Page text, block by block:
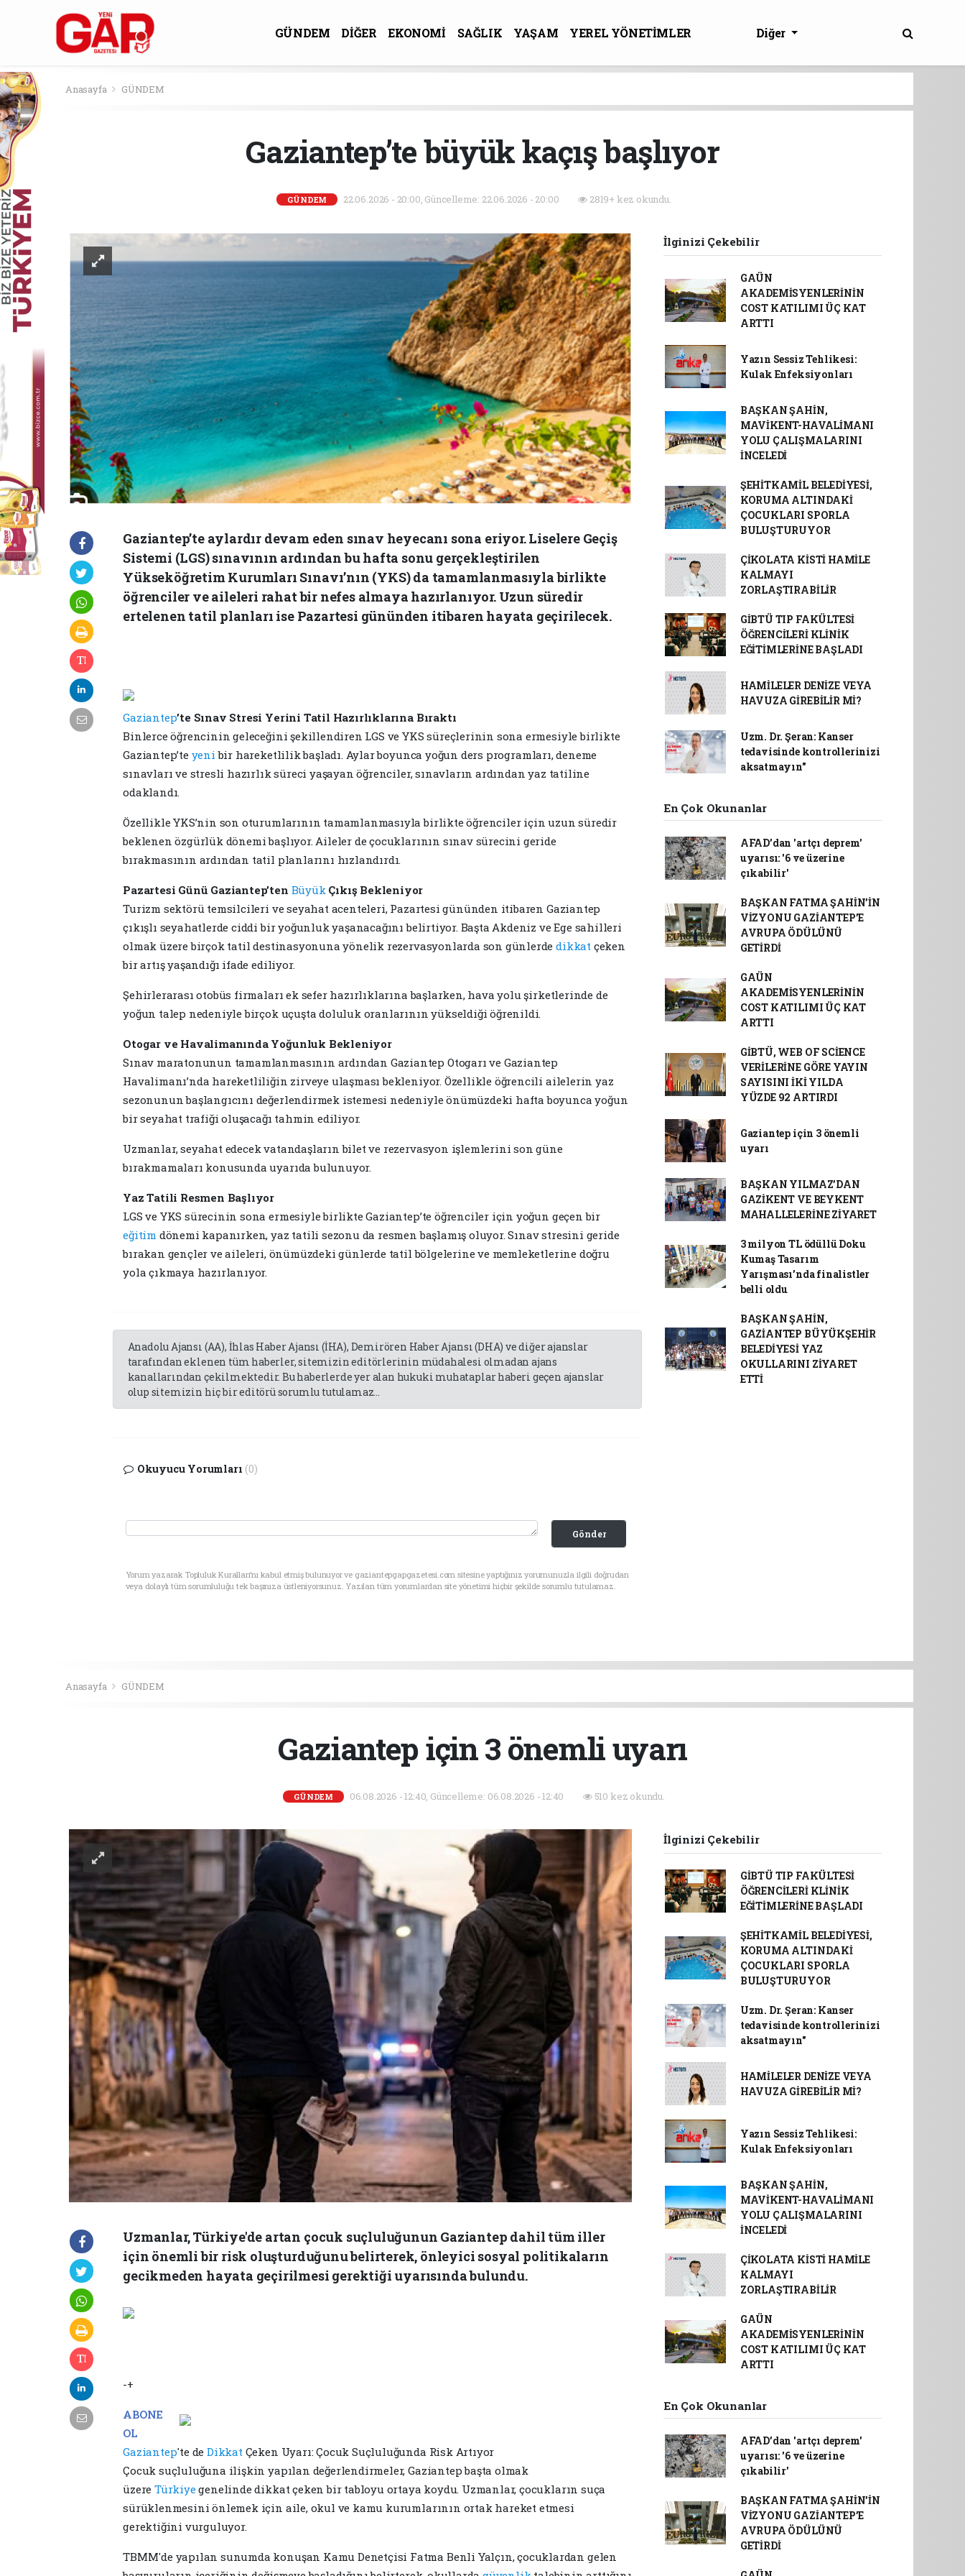
GÜNDEM DİĞER EKONOMİ SAĞLIK YAŞAM
YEREL YÖNETİMLER
Diğer
Anasayfa GÜNDEM
Gaziantep’te büyük kaçış başlıyor
GÜNDEM 22.06.2026 - 20:00, Güncelleme: 22.06.2026 - 20:00 2819+ kez okundu.
Gaziantep’te aylardır devam eden sınav heyecanı sona eriyor. Liselere Geçiş
Sistemi (LGS) sınavının ardından bu hafta sonu gerçekleştirilen
Yükseköğretim Kurumları Sınavı’nın (YKS) da tamamlanmasıyla birlikte
öğrenciler ve aileleri rahat bir nefes almaya hazırlanıyor. Uzun süredir
ertelenen tatil planları ise Pazartesi gününden itibaren hayata geçirilecek.
Gaziantep’te Sınav Stresi Yerini Tatil Hazırlıklarına Bıraktı
Binlerce öğrencinin geleceğini şekillendiren LGS ve YKS süreçlerinin sona ermesiyle birlikte
Gaziantep’te yeni bir hareketlilik başladı. Aylar boyunca yoğun ders programları, deneme
sınavları ve stresli hazırlık süreci yaşayan öğrenciler, sınavların ardından yaz tatiline
odaklandı.
Özellikle YKS’nin son oturumlarının tamamlanmasıyla birlikte öğrenciler için uzun süredir
beklenen özgürlük dönemi başlıyor. Aileler de çocuklarının sınav sürecini geride
bırakmasının ardından tatil planlarını hızlandırdı.
Pazartesi Günü Gaziantep’ten Büyük Çıkış Bekleniyor
Turizm sektörü temsilcileri ve seyahat acenteleri, Pazartesi gününden itibaren Gaziantep
çıkışlı seyahatlerde ciddi bir yoğunluk yaşanacağını belirtiyor. Başta Akdeniz ve Ege sahilleri
olmak üzere birçok tatil destinasyonuna yönelik rezervasyonlarda son günlerdedikkat çeken
bir artış yaşandığı ifade ediliyor.
Şehirlerarası otobüs firmaları ek sefer hazırlıklarına başlarken, hava yolu şirketlerinde de
yoğun talep nedeniyle birçok uçuşta doluluk oranlarının yükseldiği öğrenildi.
Otogar ve Havalimanında Yoğunluk Bekleniyor
Sınav maratonunun tamamlanmasının ardından Gaziantep Otogarı ve Gaziantep
Havalimanı’nda hareketliliğin zirveye ulaşması bekleniyor. Özellikle öğrencili ailelerin yaz
sezonunun başlangıcını değerlendirmek istemesi nedeniyle önümüzdeki hafta boyunca yoğun
bir seyahat trafiği oluşacağı tahmin ediliyor.
Uzmanlar, seyahat edecek vatandaşların bilet ve rezervasyon işlemlerini son güne
bırakmamaları konusunda uyarıda bulunuyor.
Yaz Tatili Resmen Başlıyor
LGS ve YKS sürecinin sona ermesiyle birlikte Gaziantep’te öğrenciler için yoğun geçen bir
eğitim dönemi kapanırken, yaz tatili sezonu da resmen başlamış oluyor. Sınav stresini geride
bırakan gençler ve aileleri, önümüzdeki günlerde tatil bölgelerine ve memleketlerine doğru
yola çıkmaya hazırlanıyor.
Anadolu Ajansı (AA), İhlas Haber Ajansı (İHA), Demirören Haber Ajansı (DHA) ve diğer ajanslar
tarafından eklenen tüm haberler, sitemizin editörlerinin müdahalesi olmadan ajans
kanallarından çekilmektedir. Bu haberlerde yer alan hukuki muhataplar haberi geçen ajanslar
olup sitemizin hiç bir editörü sorumlu tutulamaz...
Okuyucu Yorumları (0)
Gönder
Yorum yazarak Topluluk Kuralları’nı kabul etmiş bulunuyor ve gaziantepgapgazetesi.com sitesine yaptığınız yorumunuzla ilgili doğrudan
veya dolaylı tüm sorumluluğu tek başınıza üstleniyorsunuz. Yazılan tüm yorumlardan site yönetimi hiçbir şekilde sorumlu tutulamaz.
İlginizi Çekebilir
GAÜN
AKADEMİSYENLERİNİN
COST KATILIMI ÜÇ KAT
ARTTI
Yazın Sessiz Tehlikesi:
Kulak Enfeksiyonları
BAŞKAN ŞAHİN,
MAVİKENT-HAVALİMANI
YOLU ÇALIŞMALARINI
İNCELEDİ
ŞEHİTKAMİL BELEDİYESİ,
KORUMA ALTINDAKİ
ÇOCUKLARI SPORLA
BULUŞTURUYOR
ÇİKOLATA KİSTİ HAMİLE
KALMAYI
ZORLAŞTIRABİLİR
GİBTÜ TIP FAKÜLTESİ
ÖĞRENCİLERİ KLİNİK
EĞİTİMLERİNE BAŞLADI
HAMİLELER DENİZE VEYA
HAVUZA GİREBİLİR Mİ?
Uzm. Dr. Şeran: Kanser
tedavisinde kontrollerinizi
aksatmayın"
En Çok Okunanlar
AFAD’dan 'artçı deprem'
uyarısı: '6 ve üzerine
çıkabilir'
BAŞKAN FATMA ŞAHİN’İN
VİZYONU GAZİANTEP’E
AVRUPA ÖDÜLÜNÜ
GETİRDİ
GAÜN
AKADEMİSYENLERİNİN
COST KATILIMI ÜÇ KAT
ARTTI
GİBTÜ, WEB OF SCİENCE
VERİLERİNE GÖRE YAYIN
SAYISINI İKİ YILDA
YÜZDE 92 ARTIRDI
Gaziantep için 3 önemli
uyarı
BAŞKAN YILMAZ’DAN
GAZİKENT VE BEYKENT
MAHALLELERİNE ZİYARET
3 milyon TL ödüllü Doku
Kumaş Tasarım
Yarışması’nda finalistler
belli oldu
BAŞKAN ŞAHİN,
GAZİANTEP BÜYÜKŞEHİR
BELEDİYESİ YAZ
OKULLARINI ZİYARET
ETTİ
Anasayfa GÜNDEM
Gaziantep için 3 önemli uyarı
GÜNDEM 06.08.2026 - 12:40, Güncelleme: 06.08.2026 - 12:40 510 kez okundu.
Uzmanlar, Türkiye'de artan çocuk suçluluğunun Gaziantep dahil tüm iller
için önemli bir risk oluşturduğunu belirterek, önleyici sosyal politikaların
gecikmeden hayata geçirilmesi gerektiği uyarısında bulundu.
-+
ABONE
OL
Gaziantep'te deDikkatÇeken Uyarı: Çocuk Suçluluğunda Risk Artıyor
Çocuk suçluluğuna ilişkin yapılan değerlendirmeler, Gaziantep başta olmak
üzere Türkiyegenelinde dikkat çeken bir tabloyu ortaya koydu. Uzmanlar, çocukların suça
sürüklenmesini önlemek için aile, okul ve kamu kurumlarının ortak hareket etmesi
gerektiğini vurguluyor.
TBMM'de yapılan sunumda konuşan Kamu Denetçisi Fatma Benli Yalçın, çocuklardan gelen
İlginizi Çekebilir
GİBTÜ TIP FAKÜLTESİ
ÖĞRENCİLERİ KLİNİK
EĞİTİMLERİNE BAŞLADI
ŞEHİTKAMİL BELEDİYESİ,
KORUMA ALTINDAKİ
ÇOCUKLARI SPORLA
BULUŞTURUYOR
Uzm. Dr. Şeran: Kanser
tedavisinde kontrollerinizi
aksatmayın"
HAMİLELER DENİZE VEYA
HAVUZA GİREBİLİR Mİ?
Yazın Sessiz Tehlikesi:
Kulak Enfeksiyonları
BAŞKAN ŞAHİN,
MAVİKENT-HAVALİMANI
YOLU ÇALIŞMALARINI
İNCELEDİ
ÇİKOLATA KİSTİ HAMİLE
KALMAYI
ZORLAŞTIRABİLİR
GAÜN
AKADEMİSYENLERİNİN
COST KATILIMI ÜÇ KAT
ARTTI
En Çok Okunanlar
AFAD’dan 'artçı deprem'
uyarısı: '6 ve üzerine
çıkabilir'
BAŞKAN FATMA ŞAHİN’İN
VİZYONU GAZİANTEP’E
AVRUPA ÖDÜLÜNÜ
GETİRDİ